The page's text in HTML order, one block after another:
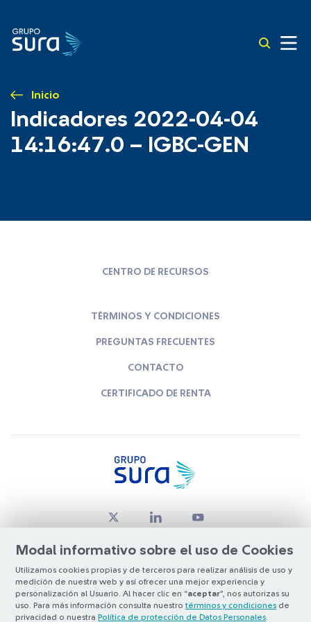
Inicio
Indicadores 2022-04-04
14:16:47.0 – IGBC-GEN
Modal informativo sobre el uso de Cookies
Utilizamos cookies propias y de terceros para realizar análisis de uso y
medición de nuestra web y así ofrecer una mejor experiencia y
personalización al Usuario. Al hacer clic en “aceptar”, nos autorizas su
uso. Para más información consulta nuestro términos y condiciones de
privacidad o nuestra Política de protección de Datos Personales
CENTRO DE RECURSOS
TÉRMINOS Y CONDICIONES
PREGUNTAS FRECUENTES
CONTACTO
CERTIFICADO DE RENTA
© Copyright Grupo SURA 2026